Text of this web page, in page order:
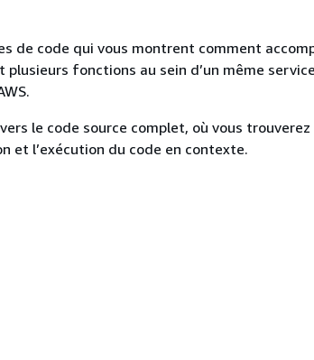
de code qui vous montrent comment
fonctions au sein d’un même
le code source complet, où vous trouverez
et l’exécution du code en contexte.